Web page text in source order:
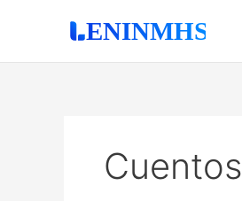
Cuentos